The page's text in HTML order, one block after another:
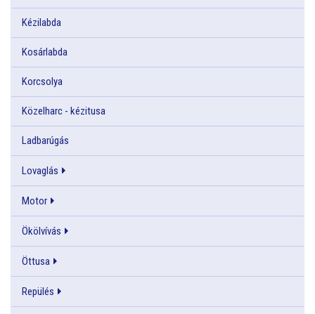
Kézilabda
Kosárlabda
Korcsolya
Közelharc - kézitusa
Ladbarúgás
Lovaglás
Motor
Ökölvívás
Öttusa
Repülés